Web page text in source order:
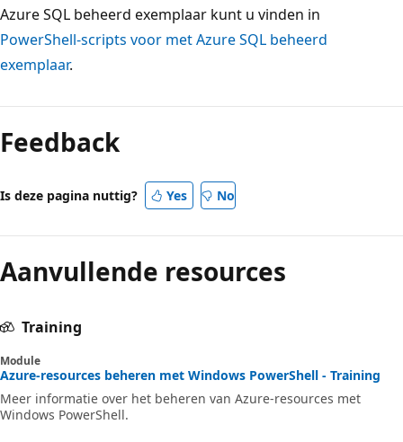
Azure SQL beheerd exemplaar kunt u vinden in
PowerShell-scripts voor met Azure SQL beheerd
exemplaar.
Feedback
Is deze pagina nuttig? Yes No
Aanvullende resources
Training
Module
Azure-resources beheren met Windows PowerShell - Training
Meer informatie over het beheren van Azure-resources met
Windows PowerShell.